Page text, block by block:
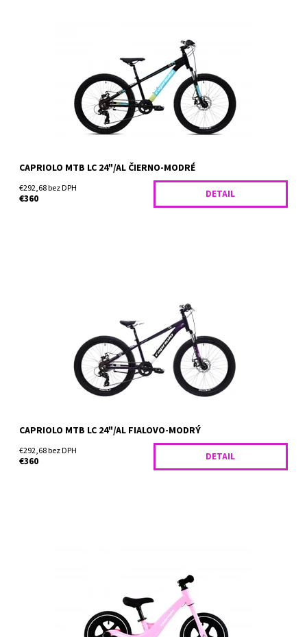
vhodný pre výrazne náročnejší terén a neudržiavané cyklotrasy,
kedy hravo prekoná každú prekážku na vašu...
Skladom
CAPRIOLO MTB LC 24"/AL ČIERNO-MODRÉ
€292,68 bez DPH
€360 DETAIL
vhodný pre výrazne náročnejší terén a neudržiavané cyklotrasy,
kedy hravo prekoná každú prekážku na vašu...
Skladom
CAPRIOLO MTB LC 24"/AL FIALOVO-MODRÝ
€292,68 bez DPH
€360 DETAIL
udržiavať rovnováhu počas jazdy, čo im neskôr...